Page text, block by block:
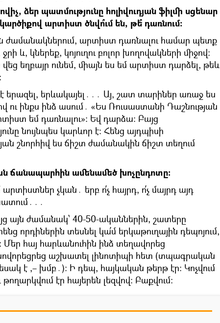
ձեր պատմությունը հոլիվուդյան ֆիլմի սցենար
արտիստ ծնվո՞ւմ են, թե՞ դառնում։
ժամանակներում, արտիստ դառնալու համար պետք
և, կներեք, կոյուղու բոլոր խողովակների միջով։
վեց եղբայր ունեմ, միայն ես եմ արտիստ դարձել, թեև
երազել, երևակայել․․․ Այ, շատ տարիներ առաջ ես
ու ինքս ինձ ասում․ «Ես Ռուսաստանի Դաշնության
եմ դառնալու»։ Եվ դարձա։ Բայց
նույնպես կարևոր է։ Հենց այդպիսի
շնորհիվ ես ճիշտ ժամանակին ճիշտ տեղում
ճանապարհին ամենամեծ խոչընդոտը։
չկան․ երբ ո՛չ հայրդ, ո՛չ մայրդ այդ
այն ժամանակ՝ 40-50-ականներին, շատերը
որդիներին տեսնել կա՛մ երկաթուղային դեպոյում,
Մեր հայ հարևանուհին ինձ տեղավորեց
աշխատել լինոտիպի հետ (տպագրական
է ,– խմբ․)։ Ի դեպ, հայկական թերթ էր։ Կոչվում
էր հայերեն լեզվով։ Բաքվում։